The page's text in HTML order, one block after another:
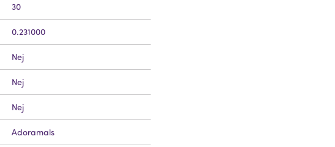
30
0.231000
Nej
Nej
Nej
Adoramals